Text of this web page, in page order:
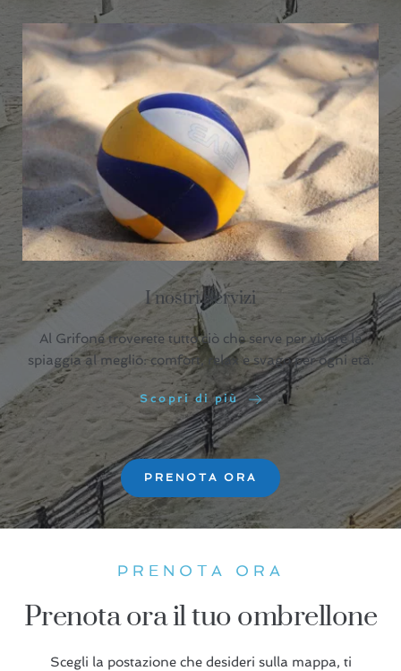
I nostri Servizi
Al Grifone troverete tutto ciò che serve per vivere la
spiaggia al meglio: comfort, relax e svago per ogni età.
Scopri di più
PRENOTA ORA
PRENOTA ORA
Prenota ora il tuo ombrellone
Scegli la postazione che desideri sulla mappa, ti